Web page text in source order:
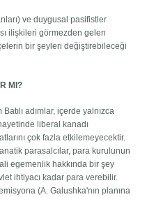
ve duygusal pasifistler
ilişkileri görmezden gelen
bir şeyleri değiştirebileceği
MI?
adımlar, içerde yalnızca
liberal kanadı
çok fazla etkilemeyecektir.
parasalcılar, para kurulunun
egemenlik hakkında bir şey
ihtiyacı kadar para verebilir.
(A. Galushka'nın planına